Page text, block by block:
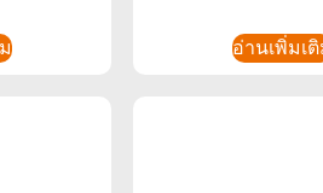
อ่านเพิ่มเ